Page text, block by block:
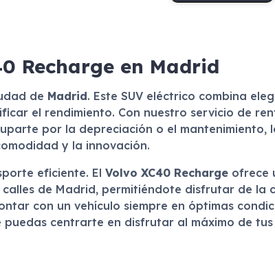
Recharge en Madrid
de Madrid. Este SUV eléctrico combina
el rendimiento. Con nuestro servicio de
por la depreciación o el mantenimiento,
y la innovación.
eficiente. El Volvo XC40 Rechargeofrece
de Madrid, permitiéndote disfrutar de la
con un vehículo siempre en óptimas
centrarte en disfrutar al máximo de tus